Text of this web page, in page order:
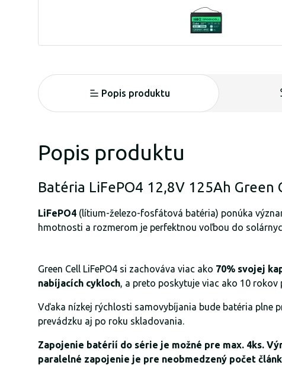
Popis produktu
Popis produktu
Batéria LiFePO4 12,8V 125Ah Green
LiFePO4 (lítium-železo-fosfátová batéria) ponúka
hmotnosti a rozmerom je perfektnou voľbou do
Green Cell LiFePO4 si zachováva viac ako 70% svojej
nabíjacích cykloch, a preto poskytuje viac ako 10 rokov
Vďaka nízkej rýchlosti samovybíjania bude batéria plne
prevádzku aj po roku skladovania.
Zapojenie batérií do série je možné pre max. 4ks.
paralelné zapojenie je pre neobmedzený počet